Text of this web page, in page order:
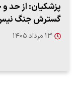
ببینید| سخنگوی
شروط ایران از…
۱۷ مرداد ۱۴۰۵